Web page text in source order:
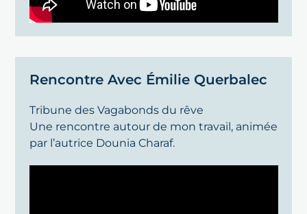
Rencontre Avec Émilie Querbalec
Tribune des Vagabonds du rêve
Une rencontre autour de mon travail, animée
par l’autrice Dounia Charaf.